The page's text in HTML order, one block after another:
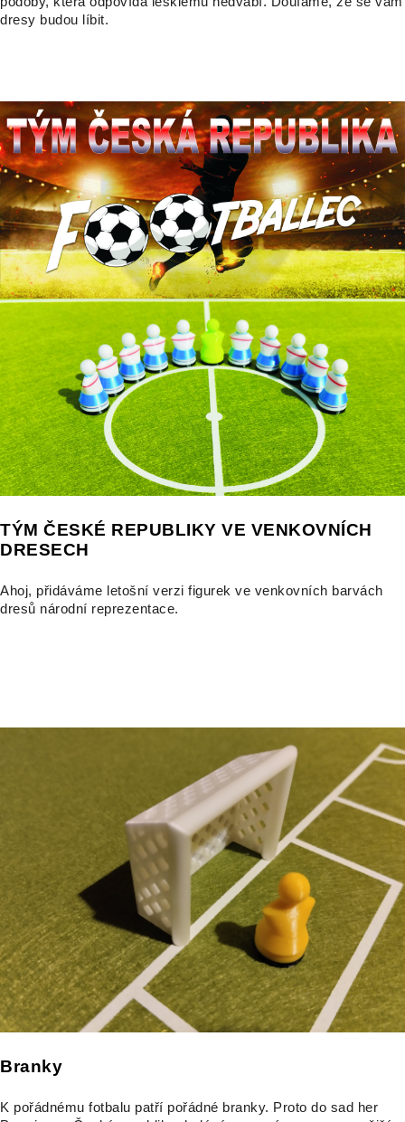
dresy budou líbit.
TÝM ČESKÉ REPUBLIKY VE VENKOVNÍCH
DRESECH
Ahoj, přidáváme letošní verzi figurek ve venkovních barvách
dresů národní reprezentace.
Branky
K pořádnému fotbalu patří pořádné branky. Proto do sad her